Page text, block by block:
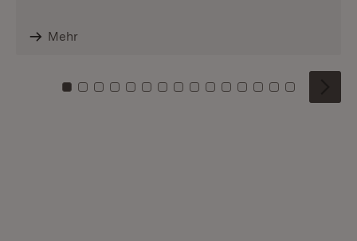
Mehr
Zu Kachel: 0
Zu Kachel: 1
Zu Kachel: 2
Zu Kachel: 3
Zu Kachel: 4
Zu Kachel: 5
Zu Kachel: 6
Zu Kachel: 7
Zu Kachel: 8
Zu Kachel: 9
Zu Kachel: 10
Zu Kachel: 11
Zu Kachel: 12
Zu Kachel:
Zu